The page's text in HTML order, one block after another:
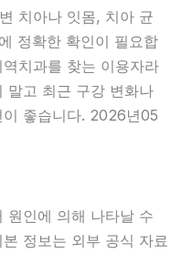
치아나 잇몸, 치아 균
정확한 확인이 필요합
치과를 찾는 이용자라
말고 최근 구강 변화나
좋습니다. 2026년05
원인에 의해 나타날 수
정보는 외부 공식 자료